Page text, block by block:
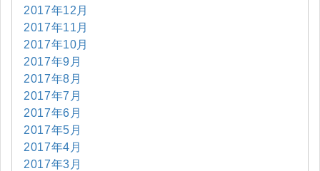
2017年12月
2017年11月
2017年10月
2017年9月
2017年8月
2017年7月
2017年6月
2017年5月
2017年4月
2017年3月